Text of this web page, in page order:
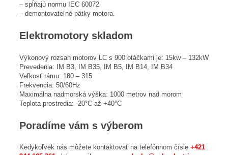
– spĺňajú normu IEC 60072
– demontovateľné pätky motora.
Elektromotory skladom
Výkonový rozsah motorov LC s 900 otáčkami je: 15kw – 132kW
Prevedenia: IM B3, IM B35, IM B5, IM B14, IM B34
Veľkosť rámu: 180 – 315
Frekvencia: 50/60Hz
Maximálna nadmorská výška: 1000 metrov nad morom
Teplota prostredia: -20°C až +40°C
Poradíme vám s výberom
Kedykoľvek nás môžete kontaktovať na telefónnom čísle +421